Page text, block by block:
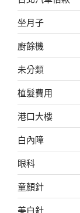
坐月子
廚餘機
未分類
植髮費用
港口大樓
白內障
眼科
童顏針
美白針